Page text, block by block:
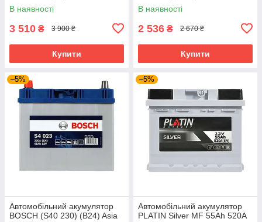
В наявності
3 510 ₴ 3 900 ₴
Купити
В наявності
2 536 ₴ 2 670 ₴
Купити
–5%
Автомобільний акумулятор
BOSCH (S40 230) (B24) Asia
–5%
Автомобільний акумулятор
PLATIN Silver MF 55Ah 520A